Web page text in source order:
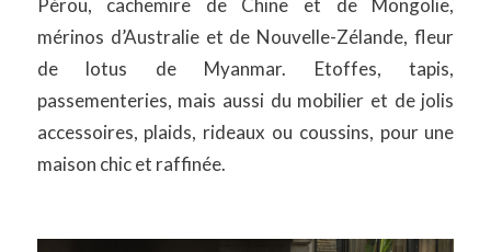
Pérou, cachemire de Chine et de Mongolie,
mérinos d’Australie et de Nouvelle-Zélande, fleur
de lotus de Myanmar. Etoffes, tapis,
passementeries, mais aussi du mobilier et de jolis
accessoires, plaids, rideaux ou coussins, pour une
maison chic et raffinée.